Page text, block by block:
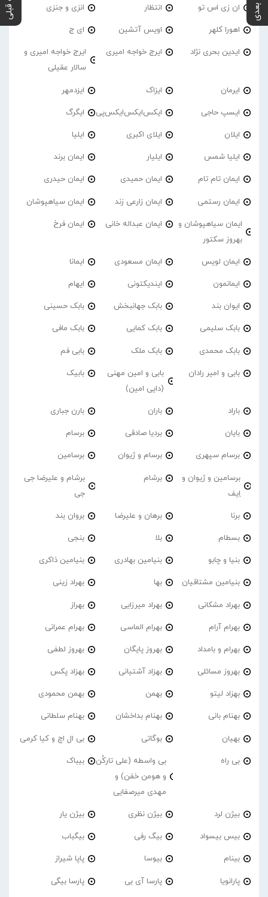
ان زی اس تو انتظار انزی و جنزی
اهورا کلهر اویس آتشین ای ج
ایدین بحری نژاد ایرج خواجه امیری
ایرج خواجه امیری و
سالار عقیلی
ایرمان ایزاک ایزدمهر
ایسپ حاجی ایکس‌ایکس‌ایکس‌پی ایگرگ
ایلان ایلای اکبری ایلیا
ایلیا شمس ایلیار ایمان برند
ایمان تام تام ایمان حمیدی ایمان حیدری
ایمان رستمی ایمان زارعی زند ایمان سیاهپوشان
ایمان سیاهپوشان و
بهروز سکتور
ایمان عبداله خانی ایمان فرخ
ایمان لویس ایمان مسعودی ایمانا
ایمانمون ایندیکتونی ایهام
ایوان بند بابک جهانبخش بابک حسینی
بابک سلیمی بابک کمایی بابک مافی
بابک محمدی بابک ملک بابی فم
بابی و امیر رادان
بابی و امین مهنی
(دایی امین)
بابیک
باراد باران بارن جباری
بایان بردیا صادقی برسام
برسام سپهری برسام و ژیوان برسامین
برسامین و ژیوان و
اِیف
برشام
برشام و علیرضا جی
جی
برنا برهان و علیرضا بروان بند
بسطام بلا بنجی
بنیا و چابو بنیامین بهادری بنیامین ذاکری
بنیامین مشتاقیان بها بهراد زینی
بهراد مشکانی بهراد میرزایی بهراز
بهرام آرام بهرام الماسی بهرام عمرانی
بهرام و بامداد بهروز پایگان بهروز لطفی
بهروز مسائلی بهزاد آشتیانی بهزاد پکس
بهزاد لیتو بهمن بهمن محمودی
بهنام بانی بهنام بداخشان بهنام سلطانی
بهیان بوگاتی بی ال اچ و کیا کرمی
بی راه
بی واسطه (علی تارکُن
و هومن خفن) و
مهدی میرصفایی
بیباک
بیژن لرد بیژن نظری بیژن یار
بیس بیسواد بیگ رفی بیگباب
بینام بیوسا پاپا شیراز
پارانویا پارسا آی بی پارسا بیگی